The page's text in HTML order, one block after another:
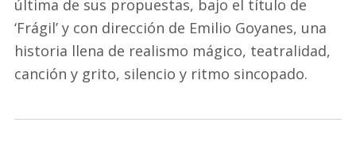
última de sus propuestas, bajo el título de
‘Frágil’ y con dirección de Emilio Goyanes, una
historia llena de realismo mágico, teatralidad,
canción y grito, silencio y ritmo sincopado.